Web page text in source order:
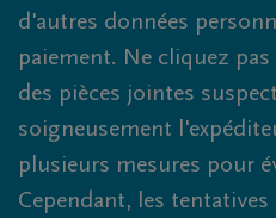
d'autres données
paiement. Ne cliquez
des pièces jointes
soigneusement
plusieurs mesures pour
Cependant, les